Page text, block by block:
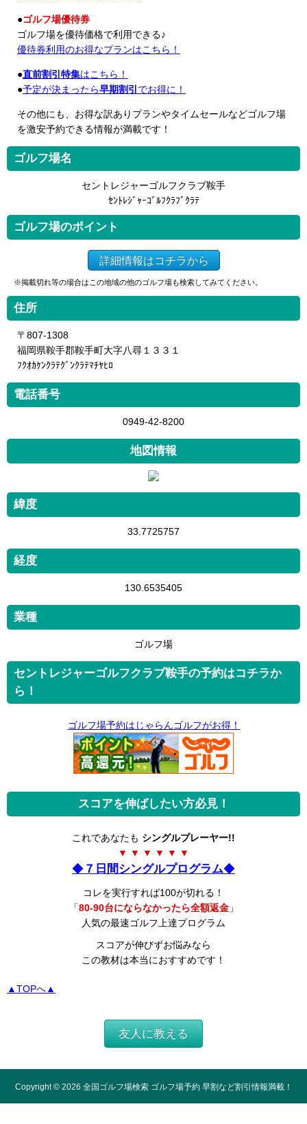
●ゴルフ場優待券
ゴルフ場を優待価格で利用できる♪
優待券利用のお得なプランはこちら！
●直前割引特集はこちら！
●予定が決まったら早期割引 でお得に！
その他にも、お得な訳ありプランやタイムセールなどゴルフ場
を激安予約できる情報が満載です！
ゴルフ場名
セントレジャーゴルフクラブ鞍手
ｾﾝﾄﾚｼﾞｬｰｺﾞﾙﾌｸﾗﾌﾞｸﾗﾃ
ゴルフ場のポイント
詳細情報はコチラから
※掲載切れ等の場合はこの地域の他のゴルフ場も検索してみてください。
住所
〒807-1308
福岡県鞍手郡鞍手町大字八尋１３３１
ﾌｸｵｶｹﾝｸﾗﾃｸﾞﾝｸﾗﾃﾏﾁﾔﾋﾛ
電話番号
0949-42-8200
地図情報
緯度
33.7725757
経度
130.6535405
業種
ゴルフ場
セントレジャーゴルフクラブ鞍手の予約はコチラか
ら！
ゴルフ場予約はじゃらんゴルフがお得！
スコアを伸ばしたい方必見！
これであなたも シングルプレーヤー!!
▼ ▼ ▼ ▼ ▼ ▼
◆ ７日間シングルプログラム◆
コレを実行すれば100が切れる！
「80-90台にならなかったら全額返金」
人気の最速ゴルフ上達プログラム
スコアが伸びずお悩みなら
この教材は本当におすすめです！
▲TOPへ▲
友人に教える
Copyright © 2026 全国ゴルフ場検索 ゴルフ場予約 早割など割引情報満載！